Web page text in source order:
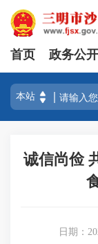
首页 政务公开
诚信尚俭
日期：